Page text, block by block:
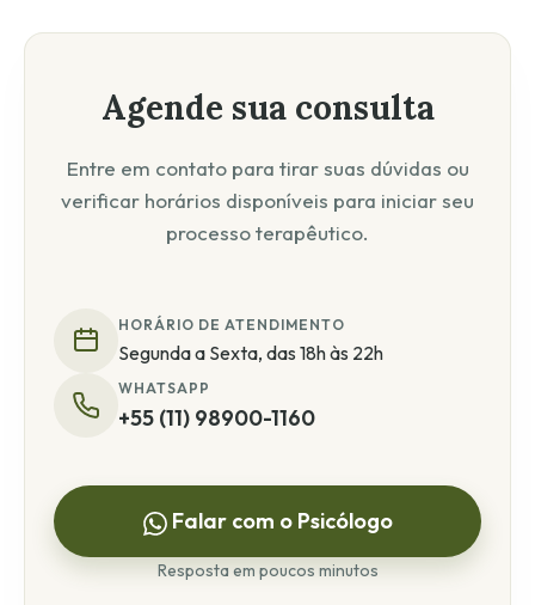
Agende sua consulta
Entre em contato para tirar suas dúvidas ou
verificar horários disponíveis para iniciar seu
processo terapêutico.
HORÁRIO DE ATENDIMENTO
Segunda a Sexta, das 18h às 22h
WHATSAPP
+55 (11) 98900-1160
Falar com o Psicólogo
Resposta em poucos minutos